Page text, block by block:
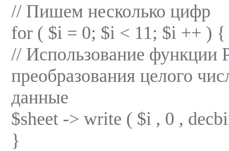
// Пишем несколько цифр
for ( $i = 0; $i < 11; $i ++ ) {
// Использование функции
преобразования целого
данные
$sheet -> write ( $i , 0 ,
}